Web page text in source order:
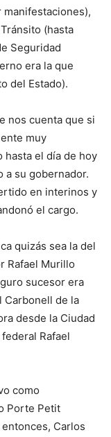
manifestaciones),
(hasta
Seguridad
era la que
del Estado).
nos cuenta que si
muy
hasta el día de hoy
a su gobernador.
en interinos y
el cargo.
quizás sea la del
Rafael Murillo
sucesor era
Carbonell de la
desde la Ciudad
Rafael
como
Porte Petit
Carlos